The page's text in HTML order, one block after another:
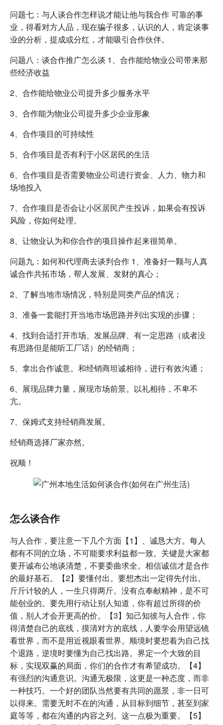
问题七：与人谈合作怎样说才能让他与我合作 可靠的事
业，得看对方人品，现在骗子很多，认识的人，肯定谈事
业的分析，提成或分红，才能吸引合作伙伴。
问题八：谈合作推广怎么谈 1、合作能给物业公司带来那
些经济收益
2、合作能给物业公司提升多少服务水平
3、合作能为物业公司提升多少企业形象
4、合作项目的可持续性
5、合作项目是否有利于小区居民的生活
6、合作项目是否需要物业公司进行资金、人力、物力和
场地投入
7、合作项目是否会让小区居民产生投诉，如果会有投诉
风险，你如何处理。
8、让物业认为和你合作的项目操作起来很简单。
问题九：如何和代理商去谈判合作 1、准备好一颗与人真
诚合作共拓市场，帮人发展、发财的真心；
2、了解当地市场情况，特别是同类产品的情况；
3、准备一套能打开当地市场思路并列出实现的步骤；
4、找到合适打开市场、发展品牌、有一定思路（或者没
有思路但是能听工厂话）的经销商；
5、拿出合作诚意。和经销商坦诚相待，进行有效沟通；
6、展现品牌力量，展现市场前景。以礼相待，不卑不
亢。
7、保姆式支持经销商发展。
经销商选择厂家亦然。
祝顺！
怎么谈合作
与人合作，要注意一下几个方面【1】、诚恳大方。每人
都有不同的立场，不可能要求利益都一致。关键是大家都
要开诚布公地谈清楚，不要委曲求全。相信诚信才是合作
的最好基石。【2】要懂付出。要想杰出一定得先付出。
斤斤计较的人，一生只得两斤。没有点奉献精神，是不可
能创业的。要先用行动让别人知道，你有超过所得的价
值，别人才会开更高的价。【3】知己知彼与人合作，你
得清楚自己的底线，摸清对方的底线，人要学会用望远镜
看世界，而不是用近视眼看世界。顺境时要想着为自己找
个退路，逆境时要懂为自己找出路。界定一个大致的目
标，实现双赢的局面，你们的合作才有希望成功。【4】
有强烈的沟通意识。沟通无极限，这更是一种态度，而非
一种技巧。一个好的团队当然要有共同的愿景，非一日可
以得来。需要无时不在的沟通，从目标到细节，甚至到家
庭等等，都在沟通的内容之列。这一点极为重要。【5】